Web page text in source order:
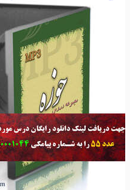
سلامتکده سلامتکده
قلم قرآنی 8 گیگ
قلم قرآنی 16 گیگ
قلم قرآنی 32 گیگ